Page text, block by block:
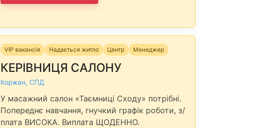
VIP вакансія Надається житло Центр Менеджер
КЕРІВНИЦЯ САЛОНУ
Коржан, СПД
У масажний салон «Таємниці Сходу» потрібні.
Попереднє навчання, гнучкий графік роботи, з/
плата ВИСОКА. Виплата ЩОДЕННО.